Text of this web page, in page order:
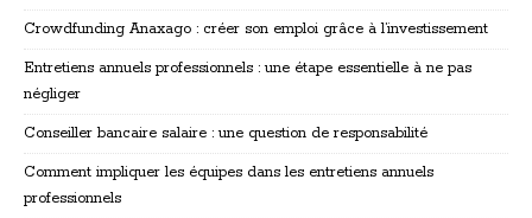
Crowdfunding Anaxago : créer son emploi grâce à l’investissement
Entretiens annuels professionnels : une étape essentielle à ne pas
négliger
Conseiller bancaire salaire : une question de responsabilité
Comment impliquer les équipes dans les entretiens annuels
professionnels